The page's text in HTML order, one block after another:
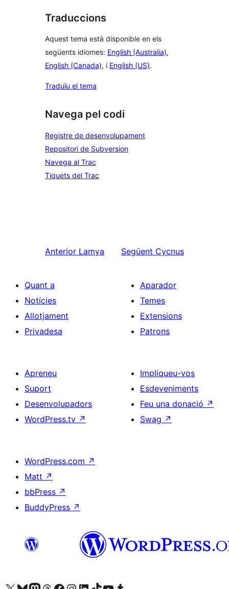
Traduccions
Aquest tema està disponible en els
següents idiomes: English (Australia),
English (Canada), i English (US).
Traduïu el tema
Navega pel codi
Registre de desenvolupament
Repositori de Subversion
Navega al Trac
Tiquets del Trac
Anterior Lamya Següent Cycnus
Quant a
Notícies
Allotjament
Privadesa
Aparador
Temes
Extensions
Patrons
Apreneu
Suport
Desenvolupadors
WordPress.tv ↗
Impliqueu-vos
Esdeveniments
Feu una donació ↗
Swag ↗
WordPress.com ↗
Matt ↗
bbPress ↗
BuddyPress ↗